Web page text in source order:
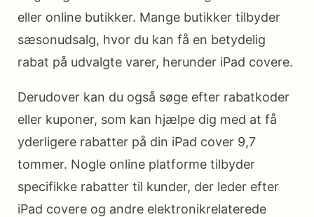
eller online butikker. Mange butikker tilbyder
sæsonudsalg, hvor du kan få en betydelig
rabat på udvalgte varer, herunder iPad covere.
Derudover kan du også søge efter rabatkoder
eller kuponer, som kan hjælpe dig med at få
yderligere rabatter på din iPad cover 9,7
tommer. Nogle online platforme tilbyder
specifikke rabatter til kunder, der leder efter
iPad covere og andre elektronikrelaterede